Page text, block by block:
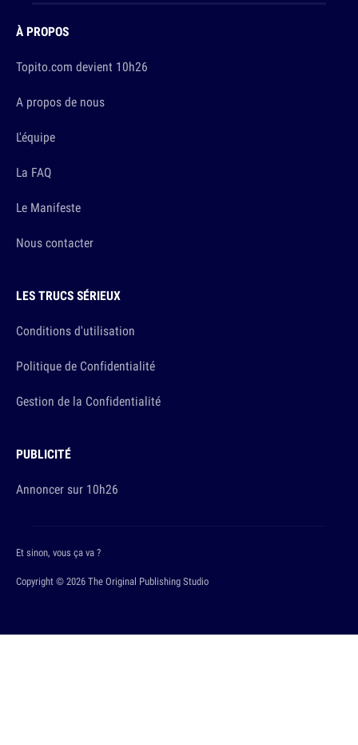
À PROPOS
Topito.com devient 10h26
A propos de nous
L'équipe
La FAQ
Le Manifeste
Nous contacter
LES TRUCS SÉRIEUX
Conditions d'utilisation
Politique de Confidentialité
Gestion de la Confidentialité
PUBLICITÉ
Annoncer sur 10h26
Copyright © 2026 The Original Publishing Studio
Et sinon, vous ça va ?